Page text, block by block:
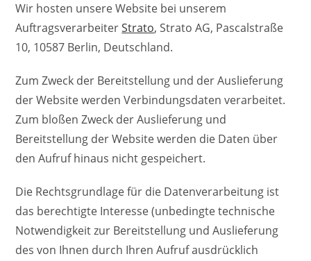
Wir hosten unsere Website bei unserem
AuftragsverarbeiterStrato, Strato AG, Pascalstraße
10, 10587 Berlin, Deutschland.
Zum Zweck der Bereitstellung und der Auslieferung
der Website werden Verbindungsdaten verarbeitet.
Zum bloßen Zweck der Auslieferung und
Bereitstellung der Website werden die Daten über
den Aufruf hinaus nicht gespeichert.
Die Rechtsgrundlage für die Datenverarbeitung ist
das berechtigte Interesse (unbedingte technische
Notwendigkeit zur Bereitstellung und Auslieferung
des von Ihnen durch Ihren Aufruf ausdrücklich